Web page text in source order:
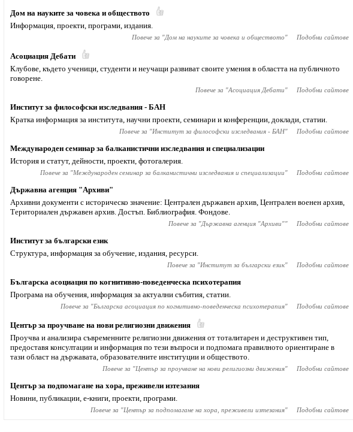
Дом на науките за човека и обществото
Информация, проекти, програми, издания.
Повече за "Дом на науките за човека и обществото" Подобни сайтове
Асоциация Дебати
Клубове, където ученици, студенти и неучащи развиват своите умения в областта на публичното
говорене.
Повече за "Асоциация Дебати" Подобни сайтове
Институт за философски изследвания - БАН
Кратка информация за института, научни проекти, семинари и конференции, доклади, статии.
Повече за "Институт за философски изследвания - БАН" Подобни сайтове
Международен семинар за балканистични изследвания и специализации
История и статут, дейности, проекти, фотогалерия.
Повече за "Международен семинар за балканистични изследвания и специализации" Подобни сайтове
Държавна агенция "Архиви"
Архивни документи с историческо значение: Централен държавен архив, Централен военен архив,
Териториален държавен архив. Достъп. Библиография. Фондове.
Повече за "Държавна агенция "Архиви"" Подобни сайтове
Институт за български език
Структура, информация за обучение, издания, ресурси.
Повече за "Институт за български език" Подобни сайтове
Българска асоциация по когнитивно-поведенческа психотерапия
Програма на обучения, информация за актуални събития, статии.
Повече за "Българска асоциация по когнитивно-поведенческа психотерапия" Подобни сайтове
Център за проучване на нови религиозни движения
Проучва и анализира съвременните религиозни движения от тоталитарен и деструктивен тип,
предоставя консултации и информация по тези въпроси и подпомага правилното ориентиране в
тази област на държавата, образователните институции и обществото.
Повече за "Център за проучване на нови религиозни движения" Подобни сайтове
Център за подпомагане на хора, преживели изтезания
Новини, публикации, е-книги, проекти, програми.
Повече за "Център за подпомагане на хора, преживели изтезания" Подобни сайтове